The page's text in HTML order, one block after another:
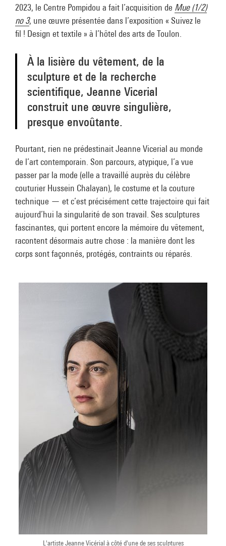
2023, le Centre Pompidou a fait l’acquisition de Mue (1/2)
no 3, une œuvre présentée dans l’exposition « Suivez le
fil ! Design et textile » à l’hôtel des arts de Toulon.
À la lisière du vêtement, de la
sculpture et de la recherche
scientifique, Jeanne Vicerial
construit une œuvre singulière,
presque envoûtante.
Pourtant, rien ne prédestinait Jeanne Vicerial au monde
de l’art contemporain. Son parcours, atypique, l’a vue
passer par la mode (elle a travaillé auprès du célèbre
couturier Hussein Chalayan), le costume et la couture
technique — et c’est précisément cette trajectoire qui fait
aujourd’hui la singularité de son travail. Ses sculptures
fascinantes, qui portent encore la mémoire du vêtement,
racontent désormais autre chose : la manière dont les
corps sont façonnés, protégés, contraints ou réparés.
L'artiste Jeanne Vicérial à côté d'une de ses sculptures